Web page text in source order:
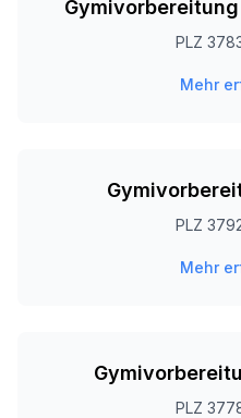
PLZ
Mehr
PLZ
Mehr
PLZ